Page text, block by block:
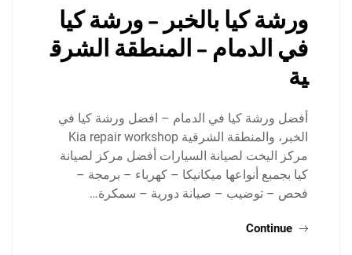
ورشة كيا بالخبر – ورشة كيا
في الدمام – المنطقة الشرق
ية
أفضل ورشة كيا في الدمام – افضل ورشة كيا في
الخبر، والمنطقة الشرقية Kia repair workshop
مركز اليخت لصيانة السيارات أفضل مركز لصيانة
كيا بجمبع أنواعها ميكانيكا – كهرباء – برمجة –
فحص – توضيب – صيانة دورية – سمكرة…
Continue